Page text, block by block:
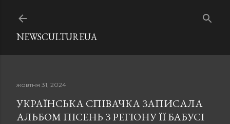
NEWSCULTUREUA
жовтня 31, 2024
УКРАЇНСЬКА СПІВАЧКА ЗАПИСАЛА
АЛЬБОМ ПІСЕНЬ З РЕГІОНУ ЇЇ БАБУСІ